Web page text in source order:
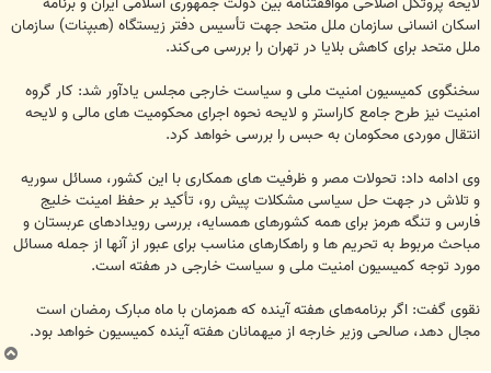
اسکان انسانی سازمان ملل متحد جهت تأسیس دفتر زیستگاه (هبپنات) سازمان
ملل متحد برای کاهش بلایا در تهران را بررسی می‌کند.
سخنگوی کمیسیون امنیت ملی و سیاست خارجی مجلس یادآور شد: کار گروه
امنیت نیز طرح جامع کاراستر و لایحه نحوه اجرای محکومیت های مالی و لایحه
انتقال موردی محکومان به حبس را بررسی خواهد کرد.
وی ادامه داد: تحولات مصر و ظرفیت های همکاری با این کشور، مسائل سوریه
و تلاش در جهت حل سیاسی مشکلات پیش رو، تأکید بر حفظ امینت خلیج
فارس و تنگه هرمز برای همه کشورهای همسایه، بررسی رویدادهای عربستان و
مباحث مربوط به تحریم ها و راهکارهای مناسب برای عبور از آنها از جمله مسائل
مورد توجه کمیسیون امنیت ملی و سیاست خارجی در هفته است.
نقوی گفت: اگر برنامه‌های هفته آینده که همزمان با ماه مبارک رمضان است
مجال دهد، صالحی وزیر خارجه از میهمانان هفته آینده کمیسیون خواهد بود.